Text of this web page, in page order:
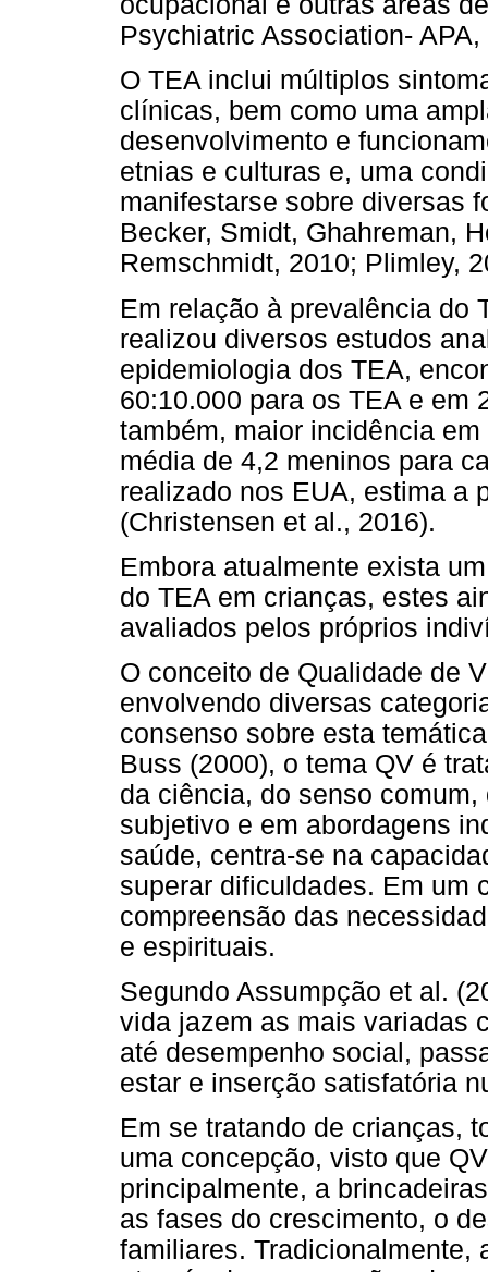
Psychiatric Association- APA,
O TEA inclui múltiplos
clínicas, bem como uma
desenvolvimento e
etnias e culturas e, uma
manifestarse sobre diversas
Becker, Smidt, Ghahreman,
Remschmidt, 2010; Plimley,
Em relação à prevalência do
realizou diversos estudos
epidemiologia dos TEA,
60:10.000 para os TEA e em
também, maior incidência
média de 4,2 meninos para
realizado nos EUA, estima a
(Christensen et al., 2016).
Embora atualmente exista
do TEA em crianças, estes
avaliados pelos próprios
O conceito de Qualidade de
envolvendo diversas
consenso sobre esta
Buss (2000), o tema QV é
da ciência, do senso
subjetivo e em abordagens
saúde, centra-se na
superar dificuldades. Em um
compreensão das
e espirituais.
Segundo Assumpção et al.
vida jazem as mais variadas
até desempenho social,
estar e inserção satisfatória
Em se tratando de crianças,
uma concepção, visto que
principalmente, a
as fases do crescimento, o
familiares. Tradicionalmente,